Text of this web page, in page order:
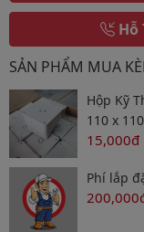
Hỗ
SẢN PHẨM MUA
Hộp Kỹ
110 x
15,000đ
Phí lắp